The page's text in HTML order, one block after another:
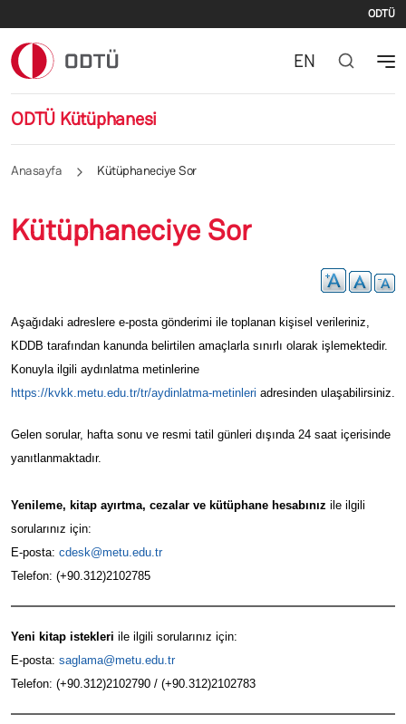
ODTÜ
ODTÜ Kütüphanesi
EN
Anasayfa Kütüphaneciye Sor
Kütüphaneciye Sor
Aşağıdaki adreslere e-posta gönderimi ile toplanan kişisel verileriniz,
KDDB tarafından kanunda belirtilen amaçlarla sınırlı olarak işlemektedir.
Konuyla ilgili aydınlatma metinlerine
https://kvkk.metu.edu.tr/tr/aydinlatma-metinleri adresinden ulaşabilirsiniz.
Gelen sorular, hafta sonu ve resmi tatil günleri dışında 24 saat içerisinde
yanıtlanmaktadır.
Yenileme, kitap ayırtma, cezalar ve kütüphane hesabınız ile ilgili
sorularınız için:
E-posta: cdesk@metu.edu.tr
Telefon: (+90.312)2102785
Yeni kitap istekleri ile ilgili sorularınız için:
E-posta: saglama@metu.edu.tr
Telefon: (+90.312)2102790 / (+90.312)2102783